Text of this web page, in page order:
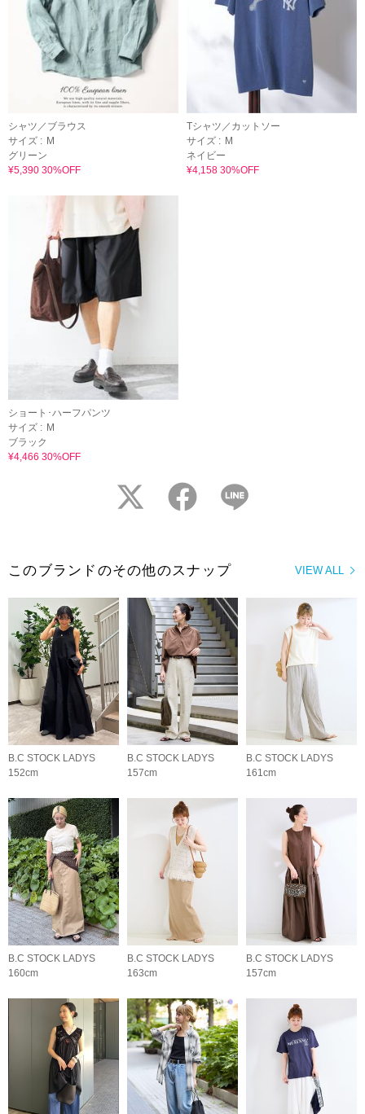
シャツ／ブラウス
サイズ : M
グリーン
¥5,390 30%OFF
Tシャツ／カットソー
サイズ : M
ネイビー
¥4,158 30%OFF
ショート･ハーフパンツ
サイズ : M
ブラック
¥4,466 30%OFF
twitter facebook
VIEW ALL
このブランドのその他のスナップ
B.C STOCK LADYS
152cm
B.C STOCK LADYS
157cm
B.C STOCK LADYS
161cm
B.C STOCK LADYS
160cm
B.C STOCK LADYS
163cm
B.C STOCK LADYS
157cm